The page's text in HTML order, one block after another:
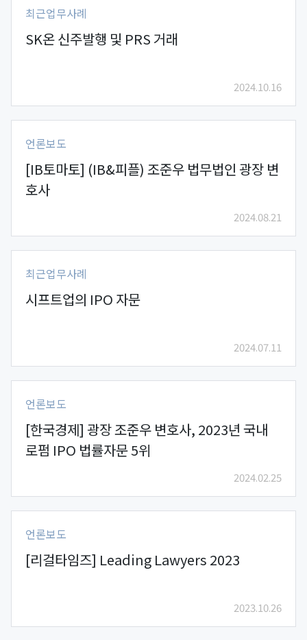
최근업무사례
SK온 신주발행 및 PRS 거래
2024.10.16
언론보도
[IB토마토] (IB&피플) 조준우 법무법인 광장 변
호사
2024.08.21
최근업무사례
시프트업의 IPO 자문
2024.07.11
언론보도
[한국경제] 광장 조준우 변호사, 2023년 국내
로펌 IPO 법률자문 5위
2024.02.25
언론보도
[리걸타임즈] Leading Lawyers 2023
2023.10.26